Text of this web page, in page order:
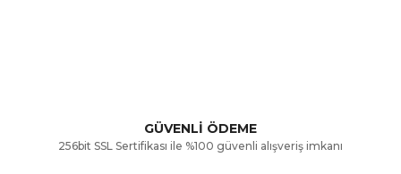
Ürün resmi kalitesiz, bozuk veya görüntülenemiyor.
GÜVENLİ ÖDEME
256bit SSL Sertifikası ile %100 güvenli alışveriş imkanı